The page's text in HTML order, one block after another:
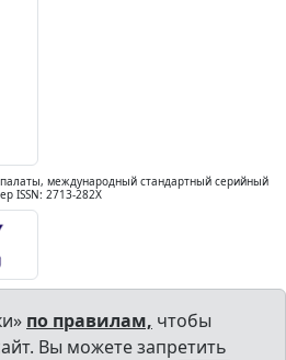
палаты, международный стандартный серийный
ISSN: 2713-282X
по правилам, чтобы
Вы можете запретить